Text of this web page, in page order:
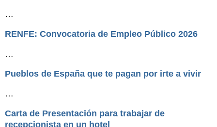
…
RENFE: Convocatoria de Empleo Público 2026
…
Pueblos de España que te pagan por irte a vivir
…
Carta de Presentación para trabajar de
recepcionista en un hotel